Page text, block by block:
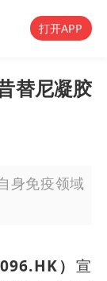
打开APP
替尼凝胶
身免疫领域
） 宣